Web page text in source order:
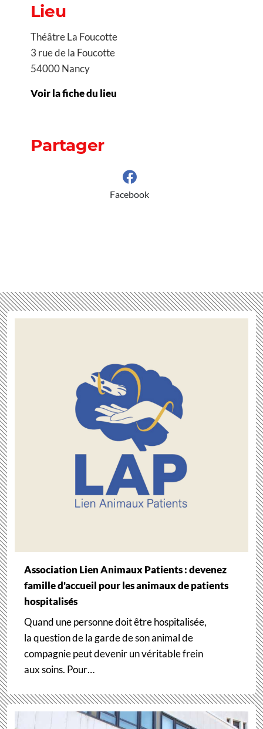
Lieu
Théâtre La Foucotte
3 rue de la Foucotte
54000 Nancy
Voir la fiche du lieu
Partager
Facebook
Association Lien Animaux Patients : devenez
famille d'accueil pour les animaux de patients
hospitalisés
Quand une personne doit être hospitalisée,
la question de la garde de son animal de
compagnie peut devenir un véritable frein
aux soins. Pour…